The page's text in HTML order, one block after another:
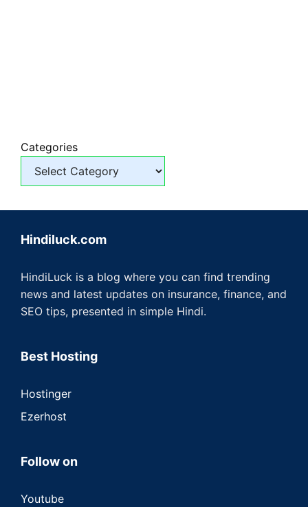
Categories
Hindiluck.com
HindiLuck is a blog where you can find trending
news and latest updates on insurance, finance, and
SEO tips, presented in simple Hindi.
Best Hosting
Hostinger
Ezerhost
Follow on
Youtube